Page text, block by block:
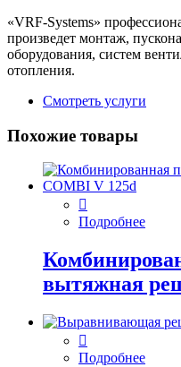
«VRF-Systems»
произведет монтаж,
оборудования, систем
отопления.
Смотреть услуги
Похожие товары
Подробнее
вытяжная
Подробнее